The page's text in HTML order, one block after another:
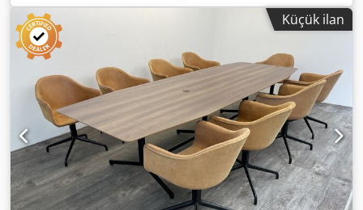
kabinleri/telefon kabinleri sunulmaktadır. İlanda belirtilen
fiyat, Amsterdam XS telefon kabini için fabrika çıkışlı net
fiyattır. Size özel bir teklif hazırlamaktan memnuniyet
duyarız. Birden fazla birim alımında uygun koşullar
sunulacaktır. Tüm kabinler, iki tarafı kapalı ve geri kalan
tarafları camdan oluşacak şekilde yapılandırılmıştır. Her
kabin, ayarlanabilir LED aydınlatma, ayarlanabilir
havalandırma ve 230V ve USB-C bağlantı noktaları ile
donatılmıştır. Mevcut: 4x Amsterdam XS: 128x128x240 cm
(Orijinal fatura mevcuttur, yeni fiyatı adet başına 6.529,-€)
burada fabrika çıkışlı 2950,-€'ya 4x Amsterdam S:
248x128x240 cm (Orijinal fatura mevcuttur, yeni fiyatı adet
Küçük ilan